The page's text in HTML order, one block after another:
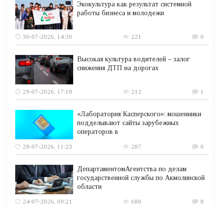
Экокультура как результат системной
работы бизнеса и молодежи
30-07-2026, 14:30 221 0
Высокая культура водителей – залог
снижения ДТП на дорогах
29-07-2026, 17:18 212 1
«Лаборатория Касперского»: мошенники
подделывают сайты зарубежных
операторов в
28-07-2026, 11:23
287 0
ДепартаментомАгентства по делам
государственной службы по Акмолинской
области
24-07-2026, 09:21
680 8